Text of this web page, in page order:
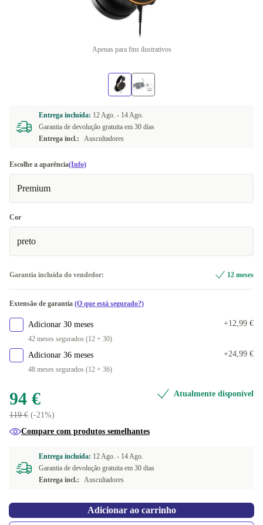
Apenas para fins ilustrativos
Entrega incluída: 12 Ago. - 14 Ago.
Garantia de devolução gratuita em 30 dias
Entrega incl.:
Auscultadores
Escolhe a aparência(Info)
Premium
Cor
preto
Garantia incluída do vendedor: 12 meses
Extensão de garantia (O que está segurado?)
Adicionar 30 meses
42 meses segurados (12 + 30)
+12,99 €
Adicionar 36 meses
48 meses segurados (12 + 36)
+24,99 €
94 €
119 € (-21%)
Atualmente disponível
Compare com produtos semelhantes
Entrega incluída: 12 Ago. - 14 Ago.
Garantia de devolução gratuita em 30 dias
Entrega incl.:
Auscultadores
Adicionar ao carrinho